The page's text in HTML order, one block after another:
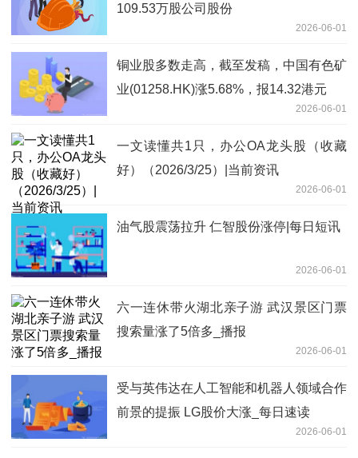
109.53万股公司股份
2026-06-01
铜业股多数走高，截至发稿，中国有色矿
业(01258.HK)涨5.68%，报14.32港元
2026-06-01
一文读懂共1只，办公OA龙头股（收藏
好）（2026/3/25）|当前资讯
2026-06-01
油气股震荡拉升 仁智股份涨停|每日短讯
2026-06-01
六一连休带火湖北亲子游 武汉景区门票
搜索量涨了5倍多_播报
2026-06-01
受与英伟达在人工智能和机器人领域合作
前景的提振 LG股价大涨_每日速读
2026-06-01